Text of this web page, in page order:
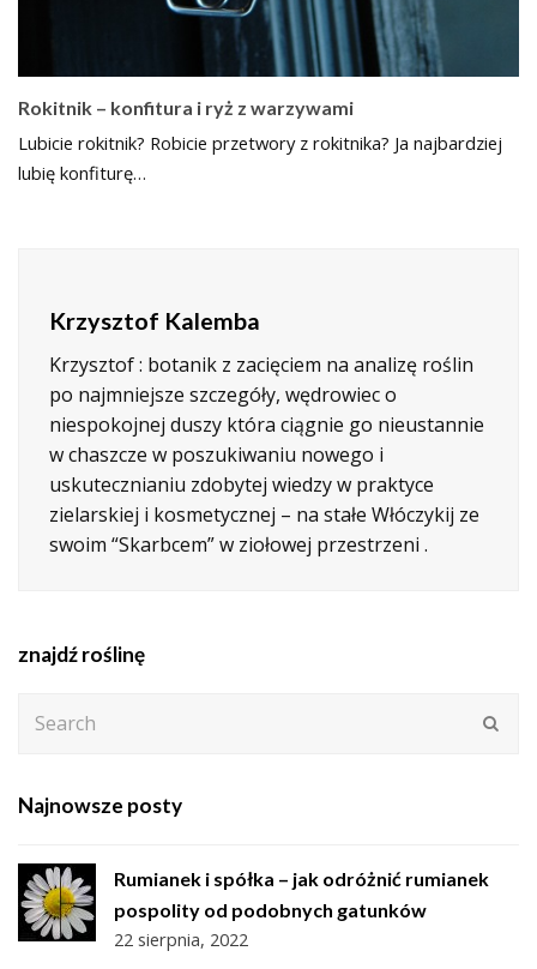
Rokitnik – konfitura i ryż z warzywami
Lubicie rokitnik? Robicie przetwory z rokitnika? Ja najbardziej
lubię konfiturę…
Krzysztof Kalemba
Krzysztof : botanik z zacięciem na analizę roślin
po najmniejsze szczegóły, wędrowiec o
niespokojnej duszy która ciągnie go nieustannie
w chaszcze w poszukiwaniu nowego i
uskutecznianiu zdobytej wiedzy w praktyce
zielarskiej i kosmetycznej – na stałe Włóczykij ze
swoim “Skarbcem” w ziołowej przestrzeni .
znajdź roślinę
Najnowsze posty
Rumianek i spółka – jak odróżnić rumianek
pospolity od podobnych gatunków
22 sierpnia, 2022